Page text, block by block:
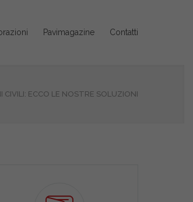
Pavimagazine Contatti
CIVILI: ECCO LE NOSTRE SOLUZIONI